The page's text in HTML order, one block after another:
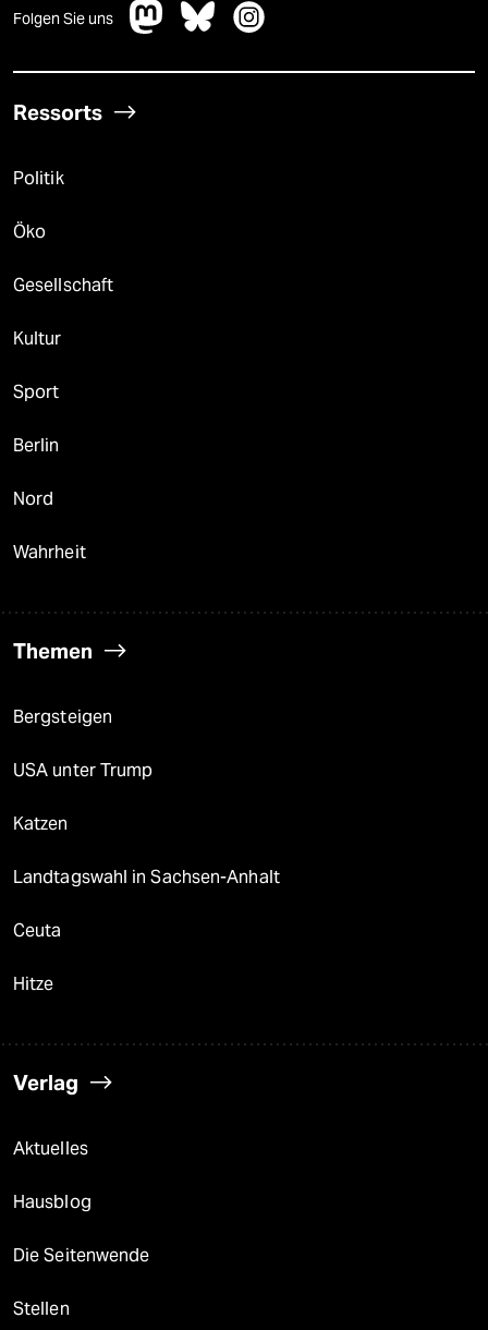
Folgen Sie uns
Ressorts
Politik
Öko
Gesellschaft
Kultur
Sport
Berlin
Nord
Wahrheit
Themen
Bergsteigen
USA unter Trump
Katzen
Landtagswahl in Sachsen-Anhalt
Ceuta
Hitze
Verlag
Aktuelles
Hausblog
Die Seitenwende
Stellen